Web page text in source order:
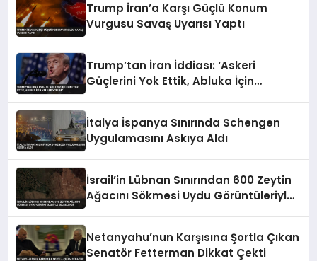
Trump İran’a Karşı Güçlü Konum
Vurgusu Savaş Uyarısı Yaptı
Trump’tan İran İddiası: ‘Askeri
Güçlerini Yok Ettik, Abluka İçin
İtalya İspanya Sınırında Schengen
Uygulamasını Askıya Aldı
İsrail’in Lübnan Sınırından 600 Zeytin
Ağacını Sökmesi Uydu Görüntüleriyle
Netanyahu’nun Karşısına Şortla Çıkan
Senatör Fetterman Dikkat Çekti